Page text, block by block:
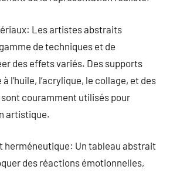
Les artistes abstraits
de techniques et de
des effets variés. Des supports
l’huile, l’acrylique, le collage, et des
couramment utilisés pour
artistique.
herméneutique: Un tableau abstrait
des réactions émotionnelles,